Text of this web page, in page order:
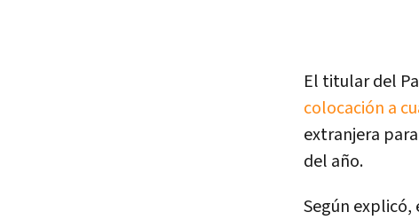
El titular del
colocación a
extranjera
del año.
Según explicó,